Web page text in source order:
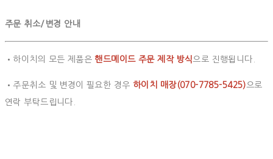
주문 취소/변경 안내
•하이치의 모든 제품은 핸드메이드 주문 제작 방식으로 진행됩니다.
•주문취소 및 변경이 필요한 경우 하이치 매장(070-7785-5425)으로
연락 부탁드립니다.